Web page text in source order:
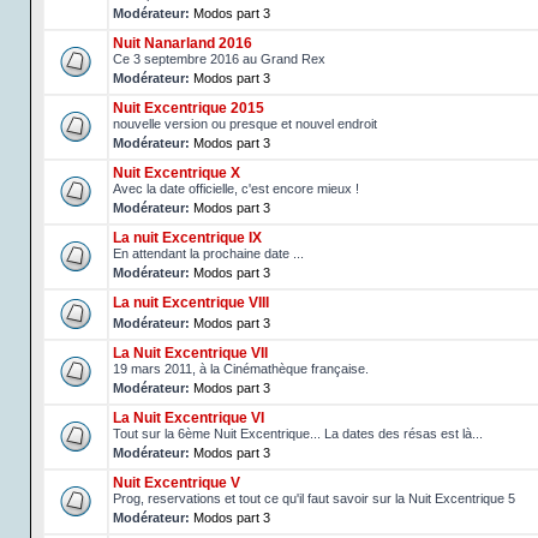
Modérateur: Modos part 3
Nuit Nanarland 2016
Ce 3 septembre 2016 au Grand Rex
Modérateur: Modos part 3
Nuit Excentrique 2015
nouvelle version ou presque et nouvel endroit
Modérateur: Modos part 3
Nuit Excentrique X
Avec la date officielle, c'est encore mieux !
Modérateur: Modos part 3
La nuit Excentrique IX
En attendant la prochaine date ...
Modérateur: Modos part 3
La nuit Excentrique VIII
Modérateur: Modos part 3
La Nuit Excentrique VII
19 mars 2011, à la Cinémathèque française.
Modérateur: Modos part 3
La Nuit Excentrique VI
Tout sur la 6ème Nuit Excentrique... La dates des résas est là...
Modérateur: Modos part 3
Nuit Excentrique V
Prog, reservations et tout ce qu'il faut savoir sur la Nuit Excentrique 5
Modérateur: Modos part 3